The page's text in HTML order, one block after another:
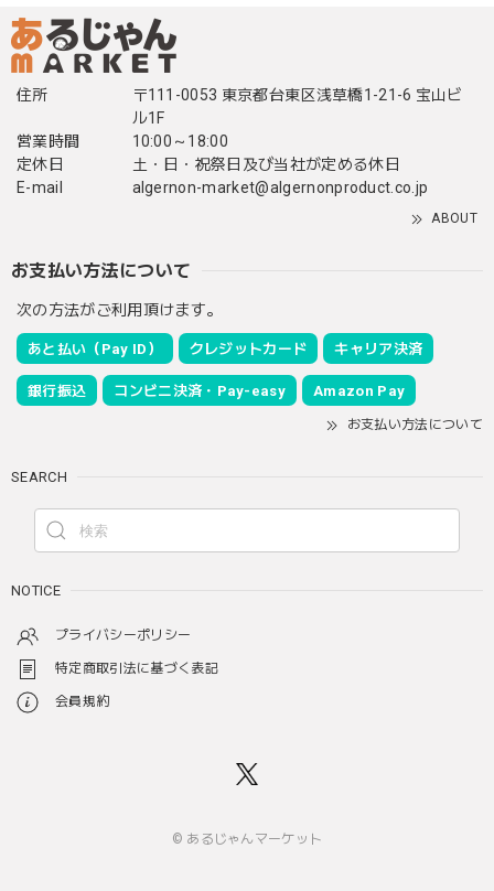
住所
〒111-0053 東京都台東区浅草橋1-21-6 宝山ビ
ル1F
営業時間
10:00～18:00
定休日
土・日・祝祭日及び当社が定める休日
E-mail
algernon-market@algernonproduct.co.jp
ABOUT
お支払い方法について
次の方法がご利用頂けます。
あと払い（Pay ID） クレジットカード キャリア決済
銀行振込 コンビニ決済・Pay-easy Amazon Pay
お支払い方法について
SEARCH
NOTICE
プライバシーポリシー
特定商取引法に基づく表記
会員規約
© あるじゃんマーケット